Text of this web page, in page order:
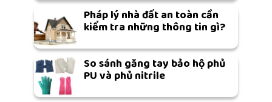
Pháp lý nhà đất an toàn cần
kiểm tra những thông tin gì?
So sánh găng tay bảo hộ phủ
PU và phủ nitrile